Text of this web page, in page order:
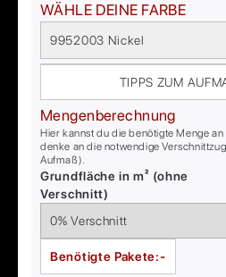
WÄHLE DEINE FARBE
9952003 Nickel
TIPPS ZUM
Mengenberechnung
Hier kannst du die benötigte Menge
denke an die notwendige
Aufmaß).
Grundfläche in m² (ohne
Verschnitt)
Benötigte Pakete:-